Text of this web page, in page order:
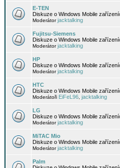
E-TEN
Diskuze o Windows Mobile
Moderátorjacktalking
Fujitsu-Siemens
Diskuze o Windows Mobile
Moderátorjacktalking
HP
Diskuze o Windows Mobile
Moderátorjacktalking
HTC
Diskuze o Windows Mobile
Moderátoři EiFeL96 jacktalking
LG
Diskuze o Windows Mobile
Moderátorjacktalking
MiTAC Mio
Diskuze o Windows Mobile
Moderátorjacktalking
Palm